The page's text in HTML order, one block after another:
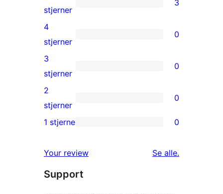
3
5-
stjernet
anmeldelser
stjerner
3
0
4-
stjernet
anmeldelser
4
stjerner
0
0
3-
stjernet
anmeldelser
3
stjerner
0
0
2-
anmeldelser
2
stjerner
0
stjernet
anmeldelser
1 stjerne 0
Your review Se alleanmeldelser
.
Support